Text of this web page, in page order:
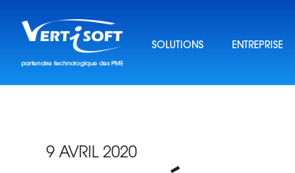
content
SOLUTIONS ENTREPRISE
9 AVRIL 2020